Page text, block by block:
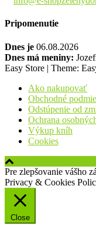
Pripomenutie
Dnes je 06.08.2026
Dnes má meniny:
Easy Store | Theme:
Ako nakupovať
Obchodné
Odstúpenie od
Ochrana
Výkup kníh
Cookies
Pre zlepšovanie vášho
Privacy & Cookies
Close